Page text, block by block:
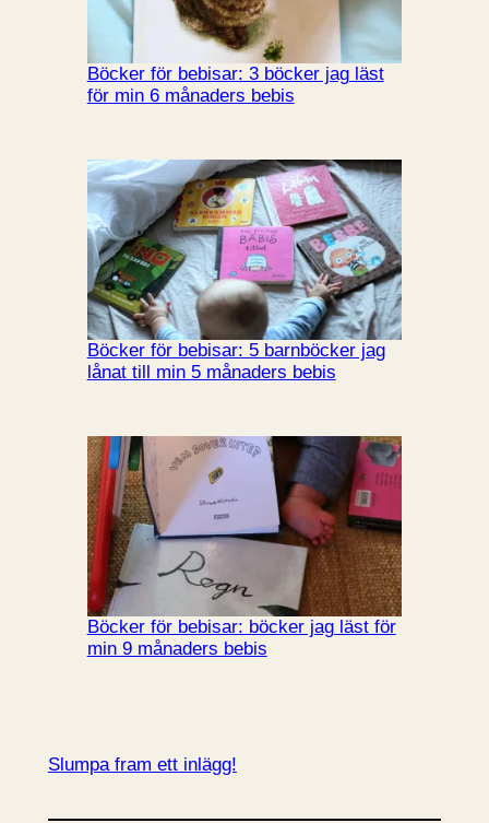
Böcker för bebisar: 3 böcker jag läst
för min 6 månaders bebis
Böcker för bebisar: 5 barnböcker jag
lånat till min 5 månaders bebis
Böcker för bebisar: böcker jag läst för
min 9 månaders bebis
Slumpa fram ett inlägg!